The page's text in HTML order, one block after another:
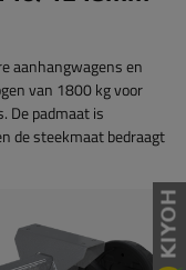
aanhangwagens en
van 1800 kg voor
De padmaat is
de steekmaat bedraagt